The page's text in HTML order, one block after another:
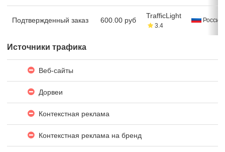
Подтвержденный заказ 600.00 руб
TrafficLight
3.4
Россия
Источники трафика
Веб-сайты
Дорвеи
Контекстная реклама
Контекстная реклама на бренд